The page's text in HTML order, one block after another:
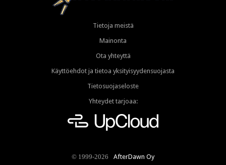
Tietoja meistä
Mainonta
Ota yhteyttä
Käyttöehdot ja tietoa yksityisyydensuojasta
Tietosuojaseloste
Yhteydet tarjoaa:
© 1999-2026 AfterDawn Oy